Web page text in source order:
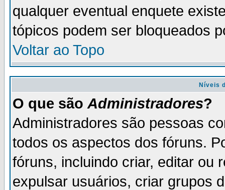
qualquer eventual enquete
tópicos podem ser bloqueados
Voltar ao Topo
Níveis
O que são Administradores?
Administradores são pessoas
todos os aspectos dos fóruns.
fóruns, incluindo criar, editar ou
expulsar usuários, criar grupos